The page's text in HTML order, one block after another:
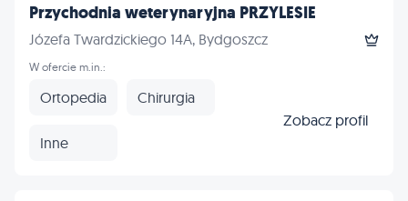
Przychodnia weterynaryjna PRZYLESIE
Józefa Twardzickiego 14A, Bydgoszcz
W ofercie m.in.:
Ortopedia Chirurgia
Inne
Zobacz profil